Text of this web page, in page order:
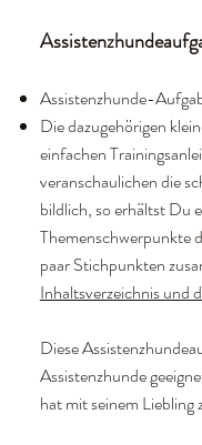
Assistenzhunde-
Die dazugehörigen
einfachen
veranschaulichen die
bildlich, so erhältst Du
Themenschwerpunkte
paar Stichpunkten
Inhaltsverzeichnis und
Diese
Assistenzhunde
hat mit seinem Liebling